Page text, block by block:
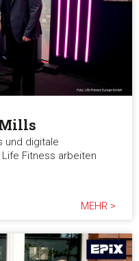
und digitale
Fitness arbeiten
MEHR >